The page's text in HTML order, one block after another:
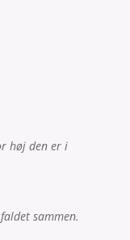
høj den er i
sammen.